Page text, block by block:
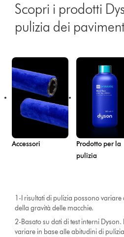
Scopri i prodotti
pulizia dei
Accessori
Prodotto per la
pulizia
1-I risultati di pulizia possono variare
della gravità delle macchie.
2-Basato su dati di test interni
variare in base alle abitudini di